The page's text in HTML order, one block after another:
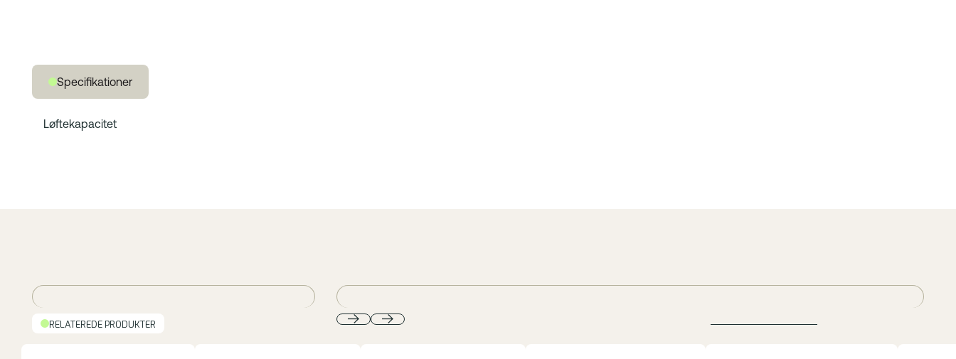
Specifikationer
Løftekapacitet
RELATEREDE PRODUKTER